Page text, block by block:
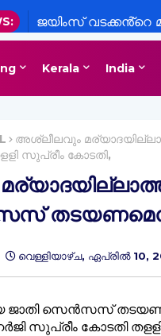
ജയിംസ് വടക്കൻ്റെ
(94),വടക്കൻ
Kerala India
അശ്ലീലവും
സുപ്രീം കോടതി,
വെള്ളിയാഴ്‌ച, ഏപ്രിൽ 10,
സെന്‍സസ്
സുപ്രീം കോടതി തളളി.